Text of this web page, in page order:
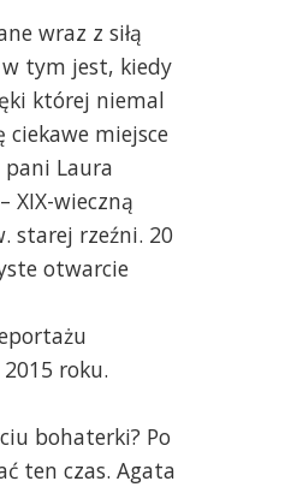
wraz z siłą
w tym jest, kiedy
której niemal
ciekawe miejsce
Laura
XIX-wieczną
starej rzeźni. 20
otwarcie
roku.
bohaterki? Po
ten czas. Agata